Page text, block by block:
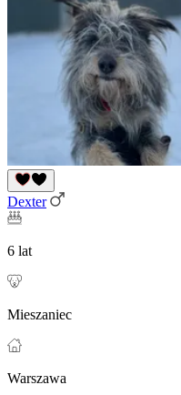
Dexter
6 lat
Mieszaniec
Warszawa